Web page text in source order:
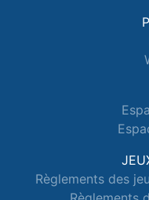
Règlements des